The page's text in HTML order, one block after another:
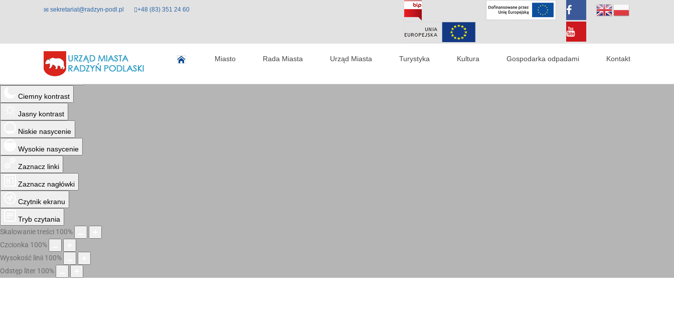
Odwróć kolory
Monochromatyczny
Ciemny kontrast
Jasny kontrast
Niskie nasycenie
Wysokie nasycenie
Zaznacz linki
Zaznacz nagłówki
Czytnik ekranu
Tryb czytania
Skalowanie treści 100%
Czcionka 100%
Wysokość linii 100%
Odstęp liter 100%
sekretariat@radzyn-podl.pl +48 (83) 351 24 60
Miasto Rada Miasta Urząd Miasta Turystyka Kultura Gospodarka odpadami Kontakt